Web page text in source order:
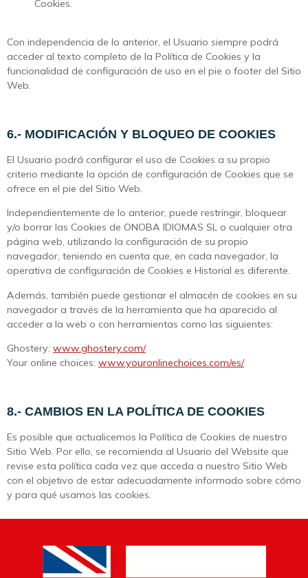
Cookies.
Con independencia de lo anterior, el Usuario siempre podrá
acceder al texto completo de la Política de Cookies y la
funcionalidad de configuración de uso en el pie o footer del Sitio
Web.
6.- MODIFICACIÓN Y BLOQUEO DE COOKIES
El Usuario podrá configurar el uso de Cookies a su propio
criterio mediante la opción de configuración de Cookies que se
ofrece en el pie del Sitio Web.
Independientemente de lo anterior, puede restringir, bloquear
y/o borrar las Cookies de ONOBA IDIOMAS SL o cualquier otra
página web, utilizando la configuración de su propio
navegador, teniendo en cuenta que, en cada navegador, la
operativa de configuración de Cookies e Historial es diferente.
Además, también puede gestionar el almacén de cookies en su
navegador a través de la herramienta que ha aparecido al
acceder a la web o con herramientas como las siguientes:
Ghostery: www.ghostery.com/
Your online choices: www.youronlinechoices.com/es/
8.- CAMBIOS EN LA POLÍTICA DE COOKIES
Es posible que actualicemos la Política de Cookies de nuestro
Sitio Web. Por ello, se recomienda al Usuario del Website que
revise esta política cada vez que acceda a nuestro Sitio Web
con el objetivo de estar adecuadamente informado sobre cómo
y para qué usamos las cookies.